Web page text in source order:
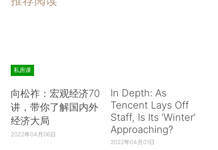
私房课
向松祚：宏观经济70
讲，带你了解国内外
经济大局
2022年04月06日
In Depth: As
Tencent Lays Off
Staff, Is Its ‘Winter’
Approaching?
2022年04月01日